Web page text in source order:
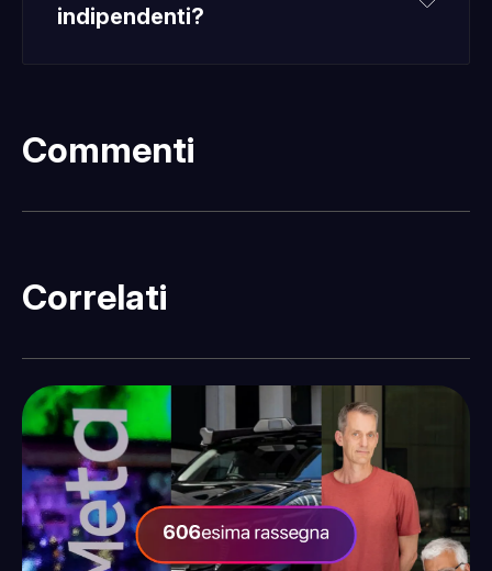
indipendenti?
Commenti
Correlati